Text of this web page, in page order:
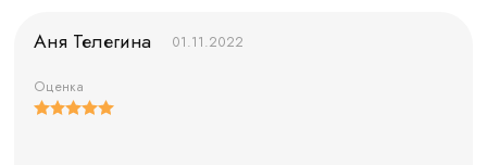
Аня Телегина 01.11.2022
Оценка